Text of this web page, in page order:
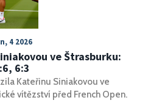
4 2026
ve Štrasburku:
6:3
Kateřinu Siniakovou ve
vítězství před French Open.